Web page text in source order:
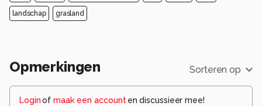
landschap grasland
Opmerkingen Sorteren op
Loginof maak een account en discussieer mee!